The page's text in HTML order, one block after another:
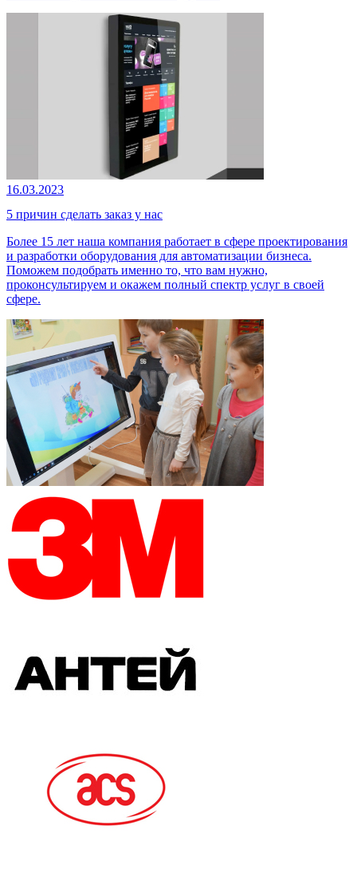
16.03.2023
5 причин сделать заказ у нас
Более 15 лет наша компания работает в сфере проектирования
и разработки оборудования для автоматизации бизнеса.
Поможем подобрать именно то, что вам нужно,
проконсультируем и окажем полный спектр услуг в своей
сфере.